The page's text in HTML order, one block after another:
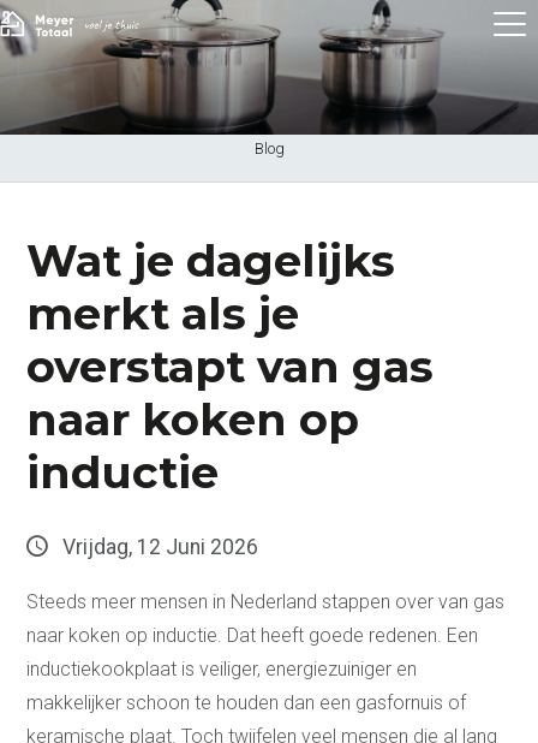
Blog
Wat je dagelijks
merkt als je
overstapt van gas
naar koken op
inductie
Vrijdag, 12 Juni 2026
Steeds meer mensen in Nederland stappen over van gas
naar koken op inductie. Dat heeft goede redenen. Een
inductiekookplaat is veiliger, energiezuiniger en
makkelijker schoon te houden dan een gasfornuis of
keramische plaat. Toch twijfelen veel mensen die al lang